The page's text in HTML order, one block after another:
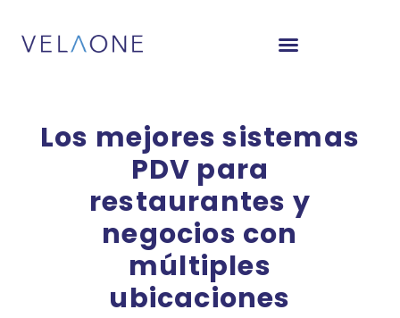
Los mejores sistemas
PDV para
restaurantes y
negocios con
múltiples
ubicaciones